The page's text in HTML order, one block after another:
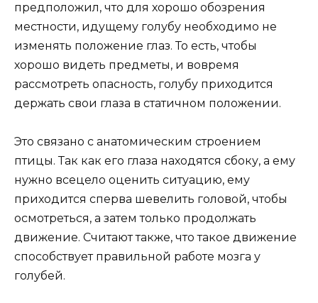
предположил, что для хорошо обозрения
местности, идущему голубу необходимо не
изменять положение глаз. То есть, чтобы
хорошо видеть предметы, и вовремя
рассмотреть опасность, голубу приходится
держать свои глаза в статичном положении.
Это связано с анатомическим строением
птицы. Так как его глаза находятся сбоку, а ему
нужно всецело оценить ситуацию, ему
приходится сперва шевелить головой, чтобы
осмотреться, а затем только продолжать
движение. Считают также, что такое движение
способствует правильной работе мозга у
голубей.